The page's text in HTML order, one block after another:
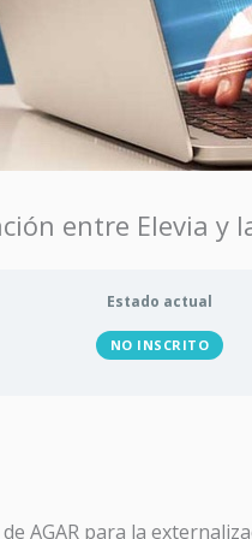
entre Elevia y
Estado actual
NO INSCRITO
de AGAR para la